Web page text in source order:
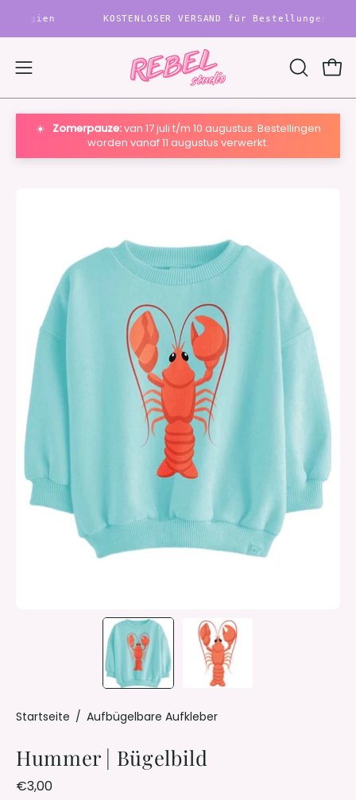
überspringen
KOSTENLOSER VERSAND für Bestellungen über
Navigationsmenü
öffnen
ÖFFNEN
☀️ Zomerpauze:van 17 juli t/m 10 augustus. Bestellingen
worden vanaf 11 augustus verwerkt.
Startseite / Aufbügelbare Aufkleber
Hummer | Bügelbild
€3,00